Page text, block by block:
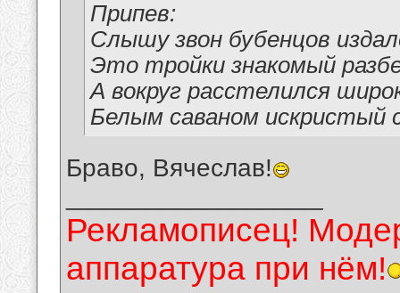
Припев:
Слышу звон бубенцов
Это тройки знакомый
А вокруг расстелился
Белым саваном искристый
Браво, Вячеслав!
Рекламописец!
аппаратура при нём!